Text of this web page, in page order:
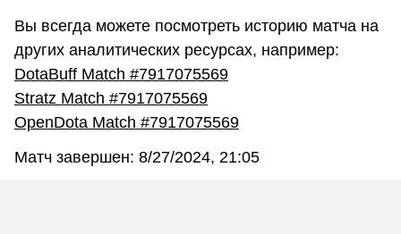
Вы всегда можете посмотреть историю матча на
других аналитических ресурсах, например:
DotaBuff Match #7917075569
Stratz Match #7917075569
OpenDota Match #7917075569
Матч завершен: 8/27/2024, 21:05